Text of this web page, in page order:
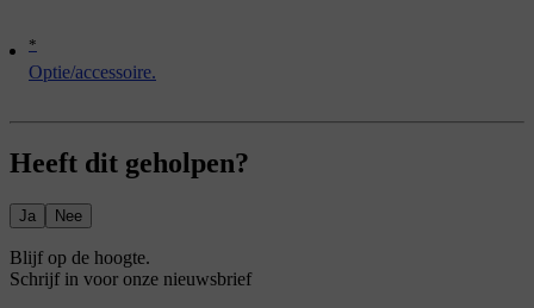
*
Optie/accessoire.
Heeft dit geholpen?
Ja Nee